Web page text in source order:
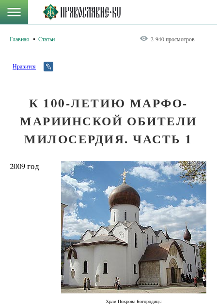
Главная Статьи 2 940 просмотров
Нравится
К 100-ЛЕТИЮ МАРФО-
МАРИИНСКОЙ ОБИТЕЛИ
МИЛОСЕРДИЯ. ЧАСТЬ 1
Храм Покрова Богородицы
2009 год